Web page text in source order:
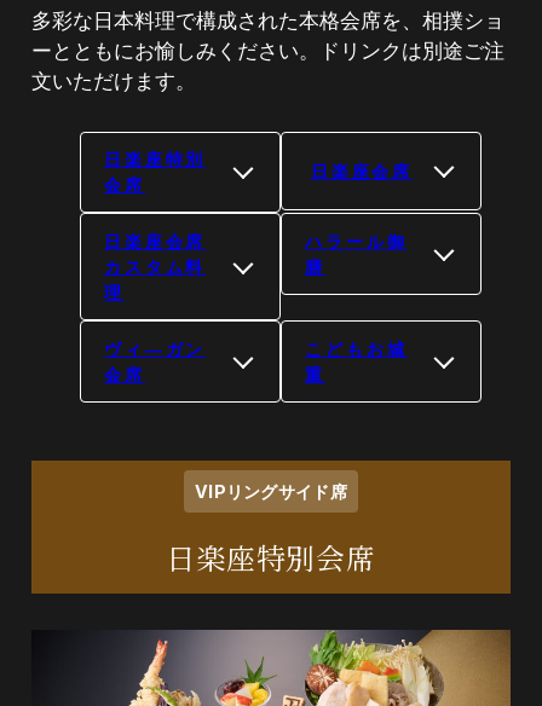
多彩な日本料理で構成された本格会席を、相撲ショ
ーとともにお愉しみください。ドリンクは別途ご注
文いただけます。
日楽座特別
会席
日楽座会席
日楽座会席
カスタム料
理
ハラール御
膳
ヴィ―ガン
会席
こどもお城
重
VIPリングサイド席
日楽座特別会席